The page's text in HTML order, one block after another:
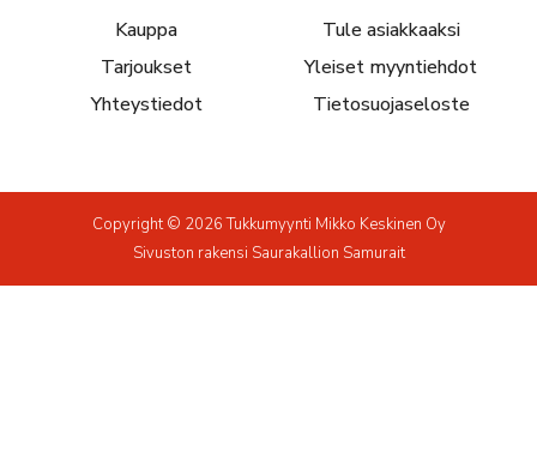
Kauppa
Tarjoukset
Yhteystiedot
Tule asiakkaaksi
Yleiset myyntiehdot
Tietosuojaseloste
Copyright © 2026 Tukkumyynti Mikko Keskinen Oy
Sivuston rakensi Saurakallion Samurait